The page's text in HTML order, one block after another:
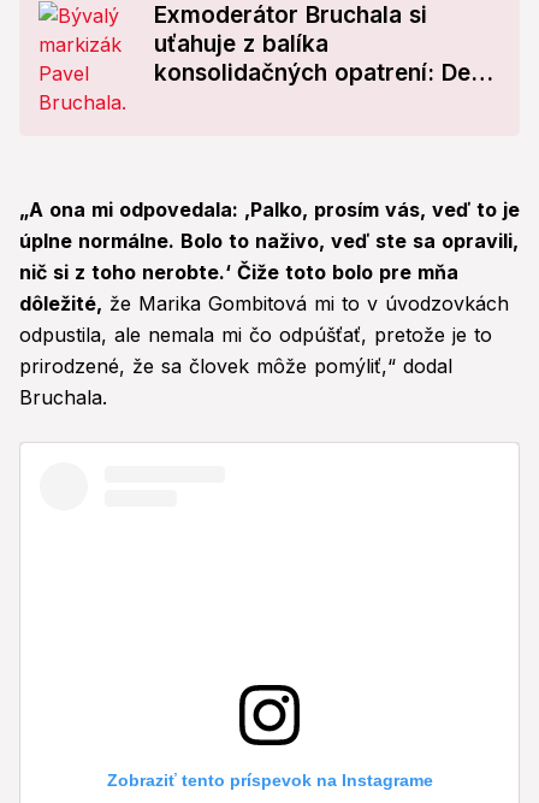
Exmoderátor Bruchala si
uťahuje z balíka
konsolidačných opatrení: Deti,
„A ona mi odpovedala: ,Palko, prosím vás, veď to je
úplne normálne. Bolo to naživo, veď ste sa opravili,
nič si z toho nerobte.‘ Čiže toto bolo pre mňa
dôležité, že Marika Gombitová mi to v úvodzovkách
odpustila, ale nemala mi čo odpúšťať, pretože je to
prirodzené, že sa človek môže pomýliť,“ dodal
Bruchala.